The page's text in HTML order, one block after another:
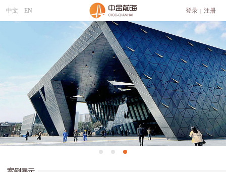
中文 EN 登录 | 注册